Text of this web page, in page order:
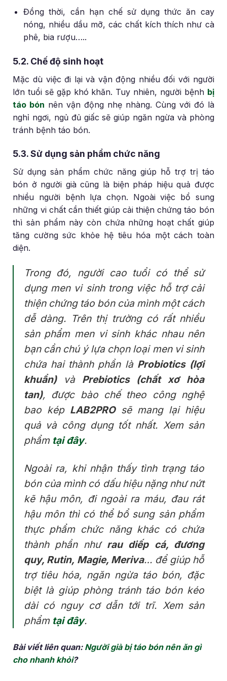
Đồng thời, cần hạn chế sử dụng thức ăn cay
nóng, nhiều dầu mỡ, các chất kích thích như cà
phê, bia rượu…..
5.2. Chế độ sinh hoạt
Mặc dù việc đi lại và vận động nhiều đối với người
lớn tuổi sẽ gặp khó khăn. Tuy nhiên, người bệnh bị
táo bón nên vận động nhẹ nhàng. Cùng với đó là
nghỉ ngơi, ngủ đủ giấc sẽ giúp ngăn ngừa và phòng
tránh bệnh táo bón.
5.3. Sử dụng sản phẩm chức năng
Sử dụng sản phẩm chức năng giúp hỗ trợ trị táo
bón ở người già cũng là biện pháp hiệu quả được
nhiều người bệnh lựa chọn. Ngoài việc bổ sung
những vi chất cần thiết giúp cải thiện chứng táo bón
thì sản phẩm này còn chứa những hoạt chất giúp
tăng cường sức khỏe hệ tiêu hóa một cách toàn
diện.
Trong đó, người cao tuổi có thể sử
dụng men vi sinh trong việc hỗ trợ cải
thiện chứng táo bón của mình một cách
dễ dàng. Trên thị trường có rất nhiều
sản phẩm men vi sinh khác nhau nên
bạn cần chú ý lựa chọn loại men vi sinh
chứa hai thành phần là Probiotics (lợi
khuẩn)và Prebiotics (chất xơ hòa
tan), được bào chế theo công nghệ
bao kép LAB2PROsẽ mang lại hiệu
quả và công dụng tốt nhất. Xem sản
phẩm tại đây.
Ngoài ra, khi nhận thấy tình trạng táo
bón của mình có dấu hiệu nặng như nứt
kẽ hậu môn, đi ngoài ra máu, đau rát
hậu môn thì có thể bổ sung sản phẩm
thực phẩm chức năng khác có chứa
thành phần như rau diếp cá, đương
quy, Rutin, Magie, Meriva… để giúp hỗ
trợ tiêu hóa, ngăn ngừa táo bón, đặc
biệt là giúp phòng tránh táo bón kéo
dài có nguy cơ dẫn tới trĩ. Xem sản
phẩm tại đây.
Bài viết liên quan: Người già bị táo bón nên ăn gì
cho nhanh khỏi?